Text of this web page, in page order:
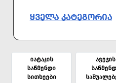
ᲧᲕᲔᲚᲐ ᲙᲐᲢᲔᲒᲝᲠᲘᲐ
იატაკის
საწმენდი
სითხეები
ავეჯის